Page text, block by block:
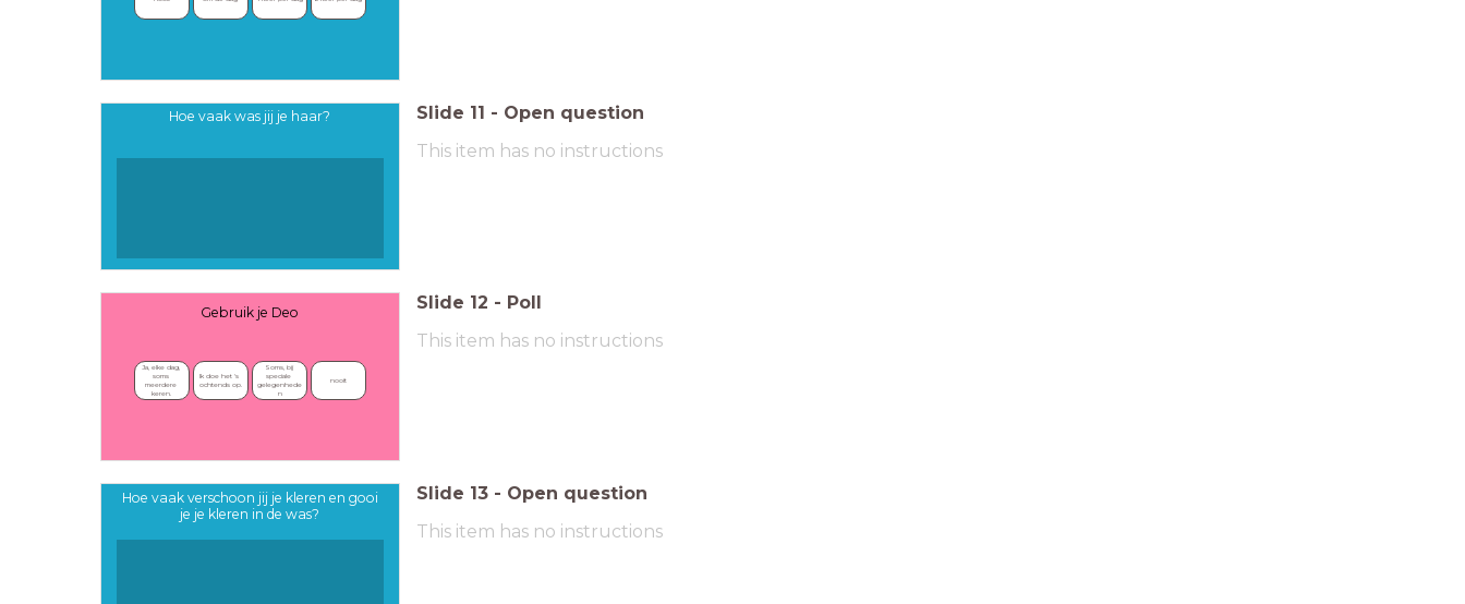
Hoe vaak was jij je haar? Slide 11 - Open question
This item has no instructions
Gebruik je Deo
Ja, elke dag,
soms
meerdere
keren.
Ik doe het 's
ochtends op.
Soms, bij
speciale
gelegenhede
n
nooit
Slide 12 - Poll
This item has no instructions
Hoe vaak verschoon jij je kleren en gooi
je je kleren in de was?
Slide 13 - Open question
This item has no instructions